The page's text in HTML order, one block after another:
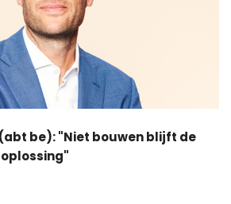
be): "Niet bouwen blijft de